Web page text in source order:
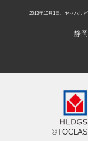
2013年10月1日、ヤマハリ
静